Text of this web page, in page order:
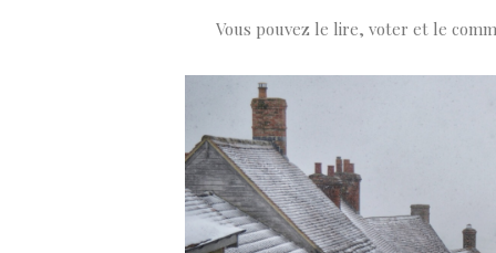
Vous pouvez le lire, voter et le